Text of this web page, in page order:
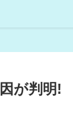
が判明!